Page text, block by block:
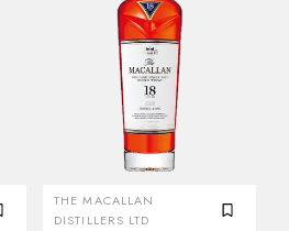
THE MACALLAN
DISTILLERS LTD